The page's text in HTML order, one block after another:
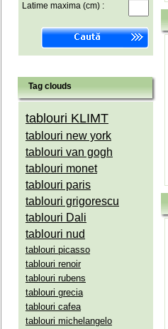
Latime maxima (cm) :
Tag clouds
tablouri KLIMT
tablouri new york
tablouri van gogh
tablouri monet
tablouri paris
tablouri grigorescu
tablouri Dali
tablouri nud
tablouri picasso
tablouri renoir
tablouri rubens
tablouri grecia
tablouri cafea
tablouri michelangelo